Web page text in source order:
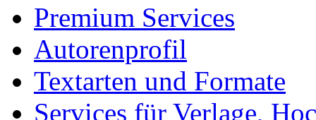
Premium-Cover
EPUB-Konvertierung
Marketing-Pakete
Premium-Layout